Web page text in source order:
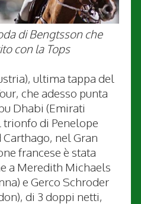
di Bengtsson che
con la Tops
ultima tappa del
che adesso punta
Dhabi (Emirati
trionfo di Penelope
nel Gran
francese è stata
a Meredith Michaels
e Gerco Schroder
di 3 doppi netti,